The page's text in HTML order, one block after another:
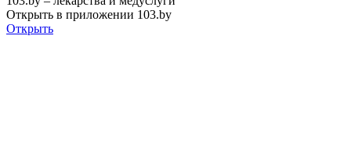
Открыть в приложении 103.by
Открыть